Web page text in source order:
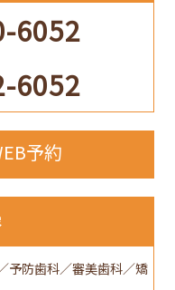
6052
6052
予約
予防歯科／審美歯科／矯